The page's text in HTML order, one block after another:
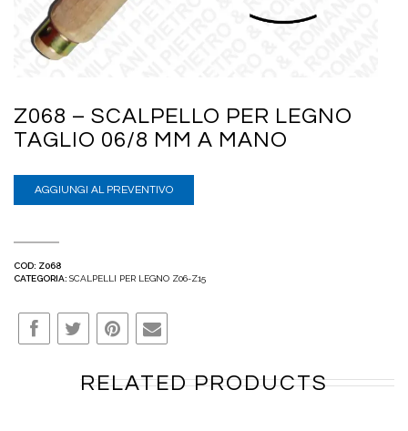
Z068 – SCALPELLO PER LEGNO
TAGLIO 06/8 MM A MANO
AGGIUNGI AL PREVENTIVO
COD: Z068
CATEGORIA: SCALPELLI PER LEGNO Z06-Z15
RELATED PRODUCTS